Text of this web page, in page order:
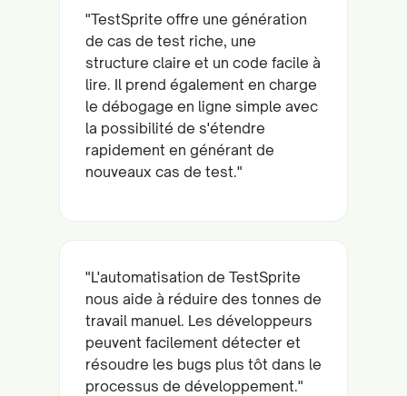
"TestSprite offre une génération
de cas de test riche, une
structure claire et un code facile à
lire. Il prend également en charge
le débogage en ligne simple avec
la possibilité de s'étendre
rapidement en générant de
nouveaux cas de test."
"L'automatisation de TestSprite
nous aide à réduire des tonnes de
travail manuel. Les développeurs
peuvent facilement détecter et
résoudre les bugs plus tôt dans le
processus de développement."